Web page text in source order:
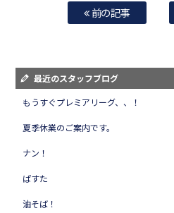
前の記事
最近のスタッフブログ
もうすぐプレミアリーグ、、！
夏季休業のご案内です。
ナン！
ぱすた
油そば！